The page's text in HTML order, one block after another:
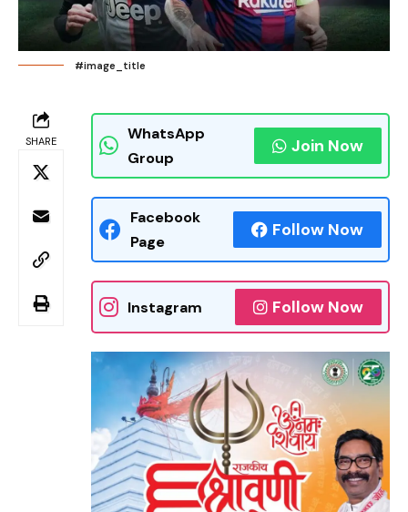
#image_title
SHARE
WhatsApp
Group
Join Now
Facebook
Page
Follow Now
Instagram Follow Now